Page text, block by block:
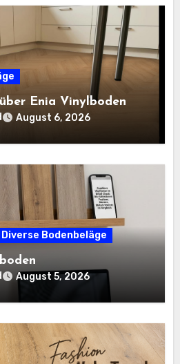
Enia Vinylboden
August 6, 2026
Diverse Bodenbeläge
August 5, 2026